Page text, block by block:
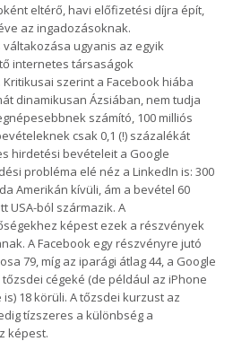
eltérő, havi előfizetési díjra épít,
az ingadozásoknak.
ugyanis az egyik
internetes társaságok
szerint a Facebook hiába
dinamikusan Ázsiában, nem tudja
számító, 100 milliós
csak 0,1 (!) százalékát
hirdetési bevételeit a Google
probléma elé néz a LinkedIn is: 300
Amerikán kívüli, ám a bevétel 60
USA-ból származik. A
képest ezek a részvények
A Facebook egy részvényre jutó
79, míg az iparági átlag 44, a Google
cégeké (de például az iPhone
18 körüli. A tőzsdei kurzust az
tízszeres a különbség a
képest.